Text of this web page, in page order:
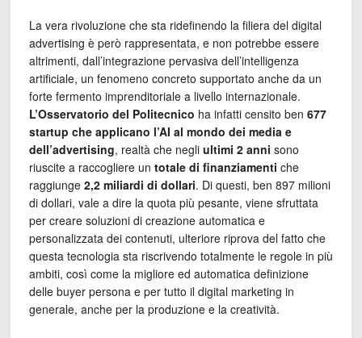
La vera rivoluzione che sta ridefinendo la filiera del digital
advertising è però rappresentata, e non potrebbe essere
altrimenti, dall’integrazione pervasiva dell’intelligenza
artificiale, un fenomeno concreto supportato anche da un
forte fermento imprenditoriale a livello internazionale.
L’Osservatorio del Politecnico ha infatti censito ben 677
startup che applicano l’AI al mondo dei media e
dell’advertising, realtà che negli ultimi 2 anni sono
riuscite a raccogliere un totale di finanziamenti che
raggiunge 2,2 miliardi di dollari. Di questi, ben 897 milioni
di dollari, vale a dire la quota più pesante, viene sfruttata
per creare soluzioni di creazione automatica e
personalizzata dei contenuti, ulteriore riprova del fatto che
questa tecnologia sta riscrivendo totalmente le regole in più
ambiti, così come la migliore ed automatica definizione
delle buyer persona e per tutto il digital marketing in
generale, anche per la produzione e la creatività.